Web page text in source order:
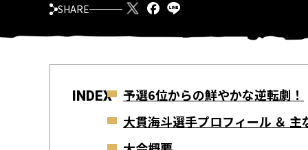
SHARE
INDEX
予選6位からの鮮やかな逆転劇！
大貫海斗選手プロフィール ＆ 主